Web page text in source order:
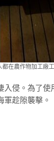
在農作物加工廠
侵。為了
軍趁隙襲擊。